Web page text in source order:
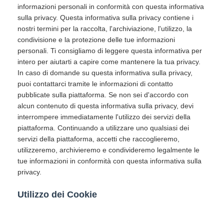
informazioni personali in conformità con questa informativa
sulla privacy. Questa informativa sulla privacy contiene i
nostri termini per la raccolta, l'archiviazione, l'utilizzo, la
condivisione e la protezione delle tue informazioni
personali. Ti consigliamo di leggere questa informativa per
intero per aiutarti a capire come mantenere la tua privacy.
In caso di domande su questa informativa sulla privacy,
puoi contattarci tramite le informazioni di contatto
pubblicate sulla piattaforma. Se non sei d'accordo con
alcun contenuto di questa informativa sulla privacy, devi
interrompere immediatamente l'utilizzo dei servizi della
piattaforma. Continuando a utilizzare uno qualsiasi dei
servizi della piattaforma, accetti che raccoglieremo,
utilizzeremo, archivieremo e condivideremo legalmente le
tue informazioni in conformità con questa informativa sulla
privacy.
Utilizzo dei Cookie